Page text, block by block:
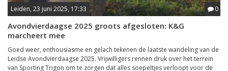
Leiden, 23 juni 2025, 17:33 0
Avondvierdaagse 2025 groots afgesloten: K&G
marcheert mee
Goed weer, enthousiasme en gelach tekenen de laatste wandeling van de
Leidse Avondvierdaagse 2025. Vrijwilligers rennen druk over het terrein
van Sporting Trigon om te zorgen dat alles soepeltjes verloopt voor de